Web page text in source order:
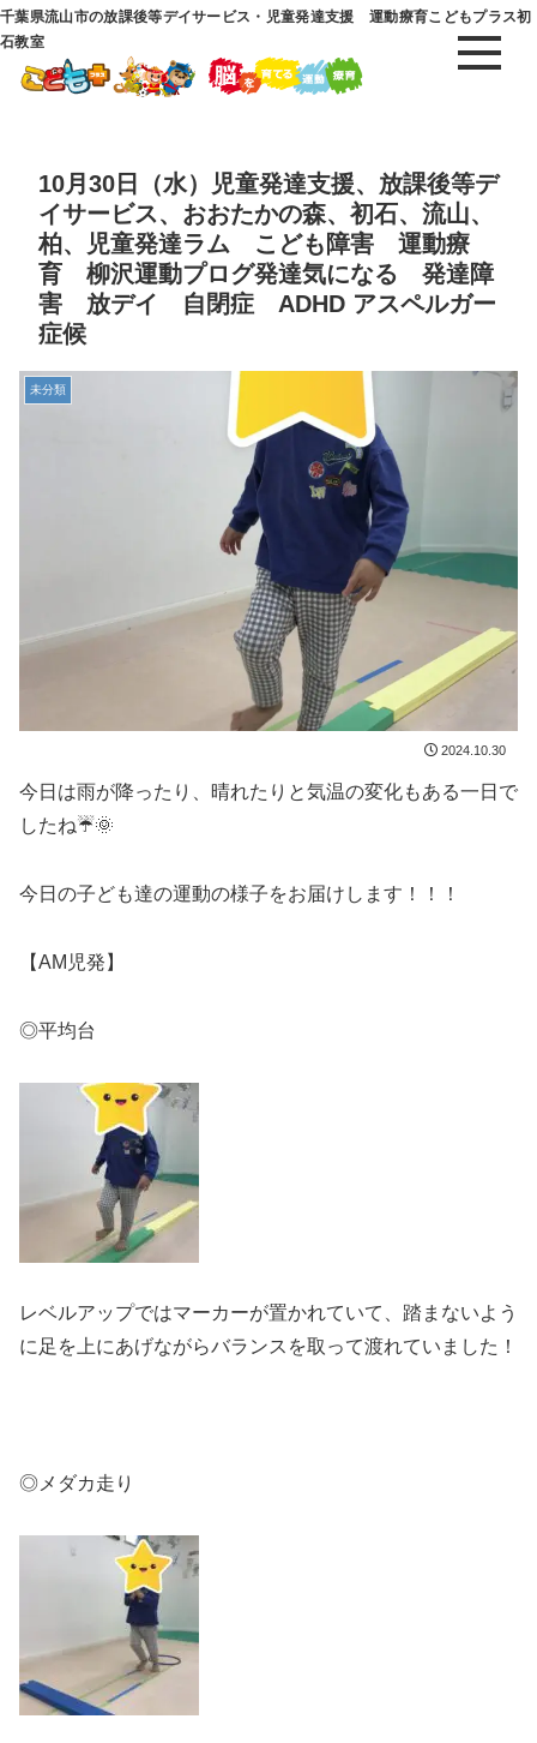
千葉県流山市の放課後等デイサービス・児童発達支援 運動療育こどもプラス初
石教室
10月30日（水）児童発達支援、放課後等デ
イサービス、おおたかの森、初石、流山、
柏、児童発達ラム こども障害 運動療
育 柳沢運動プログ発達気になる 発達障
害 放デイ 自閉症 ADHD アスペルガー
症候
未分類
2024.10.30
今日は雨が降ったり、晴れたりと気温の変化もある一日で
したね☔🌞
今日の子ども達の運動の様子をお届けします！！！
【AM児発】
◎平均台
レベルアップではマーカーが置かれていて、踏まないよう
に足を上にあげながらバランスを取って渡れていました！
◎メダカ走り